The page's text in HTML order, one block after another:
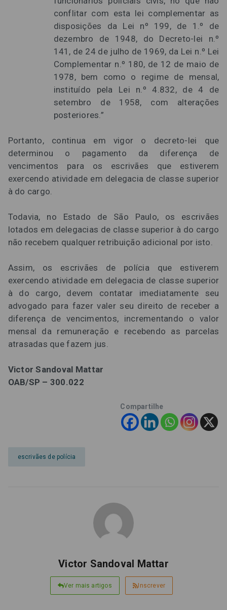
conflitar com esta lei complementar as
disposições da Lei nº 199, de 1.º de
dezembro de 1948, do Decreto-lei n.º
141, de 24 de julho de 1969, da Lei n.º Lei
Complementar n.º 180, de 12 de maio de
1978, bem como o regime de mensal,
instituído pela Lei n.º 4.832, de 4 de
setembro de 1958, com alterações
posteriores.”
Portanto, continua em vigor o decreto-lei que
determinou o pagamento da diferença de
vencimentos para os escrivães que estiverem
exercendo atividade em delegacia de classe superior
à do cargo.
Todavia, no Estado de São Paulo, os escrivães
lotados em delegacias de classe superior à do cargo
não recebem qualquer retribuição adicional por isto.
Assim, os escrivães de polícia que estiverem
exercendo atividade em delegacia de classe superior
à do cargo, devem contatar imediatamente seu
advogado para fazer valer seu direito de receber a
diferença de vencimentos, incrementando o valor
mensal da remuneração e recebendo as parcelas
atrasadas que fazem jus.
Victor Sandoval Mattar
OAB/SP – 300.022
Compartilhe
escrivães de polícia
Victor Sandoval Mattar
Ver mais artigos Inscrever